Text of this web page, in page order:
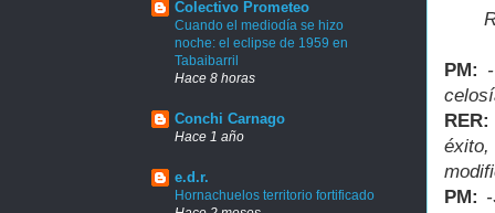
PM:
RER:
PM:
Colectivo Prometeo
Cuando el mediodía se hizo
noche: el eclipse de 1959 en
Tabaibarril
Hace 8 horas
Conchi Carnago
Hace 1 año
e.d.r.
Hornachuelos territorio fortificado